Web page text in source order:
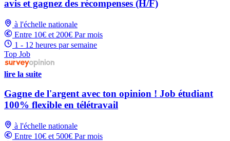
avis et gagnez des récompenses (H/F)
à l'échelle nationale
Entre 10€ et 200€ Par mois
1 - 12 heures par semaine
Top Job
lire la suite
Gagne de l'argent avec ton opinion ! Job étudiant
100% flexible en télétravail
à l'échelle nationale
Entre 10€ et 500€ Par mois